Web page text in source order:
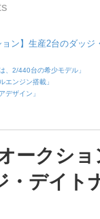
ョン】生産2台のダッジ
、2/440台の希少モデル」
エンジン搭載」
デザイン」
ークシ
・デイト